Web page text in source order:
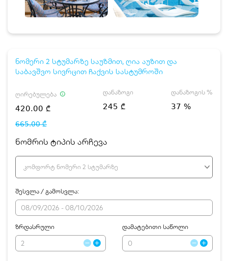
ნომერი 2 სტუმარზე საუზმით, ღია აუზით და
საბავშვო სივრცით ჩაქვის სასტუმროში
ღირებულება
420.00 ₾
665.00 ₾
დანაზოგი
245 ₾
დანაზოგის %
37 %
ნომრის ტიპის არჩევა
კომფორტ ნომერი 2 სტუმარზე
შესვლა / გამოსვლა:
ზრდასრული დამატებითი საწოლი